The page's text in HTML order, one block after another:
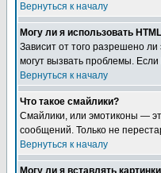
Вернуться к началу
Могу ли я использовать
Зависит от того разрешено ли
могут вызвать проблемы.
Вернуться к началу
Что такое смайлики?
Смайлики, или эмотиконы —
сообщений. Только не
Вернуться к началу
Могу ли я вставлять